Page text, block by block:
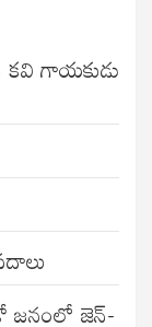
గాయకుడు
జనంలో జెన్-